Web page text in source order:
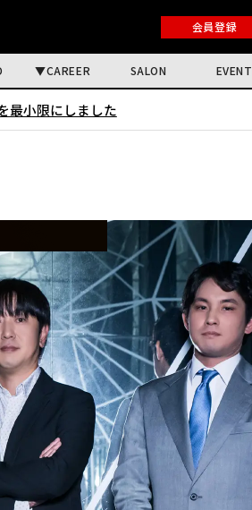
会員登録
CAREER SALON EVENT
最小限にしました